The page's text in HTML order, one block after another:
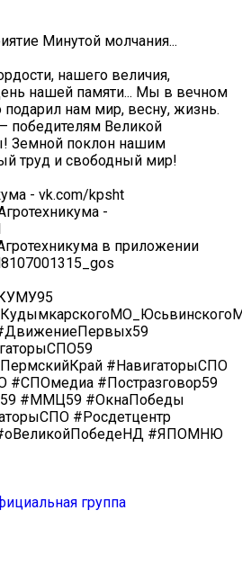
Минутой молчания...
нашего величия,
нашей памяти... Мы в вечном
подарил нам мир, весну, жизнь.
победителям Великой
Земной поклон нашим
труд и свободный мир!
- vk.com/kpsht
-
в приложении
#НавигаторыСПО
#СПОмедиа #Постразговор59
#ММЦ59 #ОкнаПобеды
#Росдетцентр
#ЯПОМНЮ
группа